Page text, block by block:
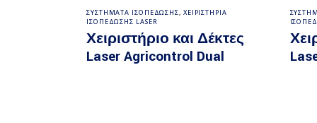
Διαβάστε περισσότερα
ΣΥΣΤΗΜΑΤΑ ΙΣΟΠΕΔΩΣΗΣ, ΧΕΙΡΙΣΤΗΡΙΑ
ΙΣΟΠΕΔΩΣΗΣ LASER
Χειριστήριο και Δέκτες
Laser Agricontrol Dual